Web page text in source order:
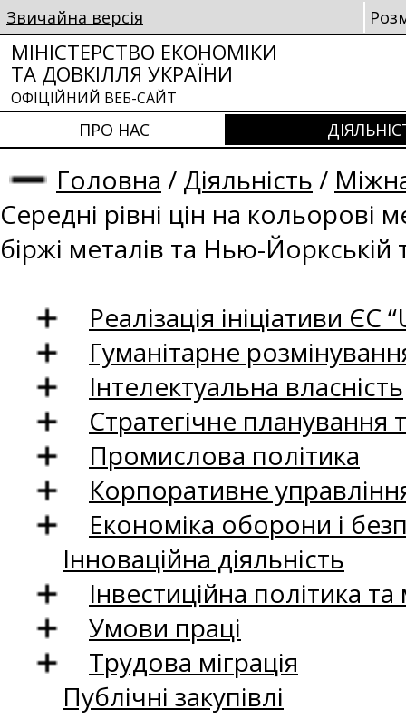
Звичайна версія
МІНІСТЕРСТВО ЕКОНОМІКИ
ТА ДОВКІЛЛЯ УКРАЇНИ
ОФІЦІЙНИЙ ВЕБ-САЙТ
ПРО НАС
Головна / Діяльність /
Середні рівні цін на кольорові
біржі металів та Нью-Йоркській
Реалізація ініціативи ЄС
Гуманітарне
Інтелектуальна власність
Стратегічне
Промислова політика
Корпоративне
Економіка оборони і
Інноваційна діяльність
Інвестиційна політика
Умови праці
Трудова міграція
Публічні закупівлі